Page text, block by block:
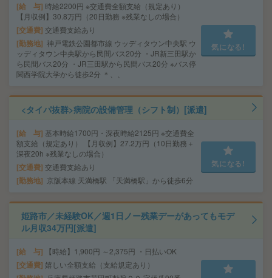
給 与 時給2200円 ※交通費全額支給（規定あり）
【月収例】30.8万円（20日勤務 ※残業なしの場合）
交通費 交通費支給あり
勤務地 神戸電鉄公園都市線 ウッディタウン中央駅 ウ
ッディタウン中央駅から民間バス20分 ・JR新三田駅か
ら民間バス20分 ・JR三田駅から民間バス20分 ※バス停
関西学院大学から徒歩2分 ＊、、
気になる!
<タイパ抜群>病院の設備管理（シフト制）[派遣]
給 与 基本時給1700円・深夜時給2125円 ※交通費全
額支給（規定あり） 【月収例】27.2万円（10日勤務＋
深夜20h ※残業なしの場合）
交通費 交通費支給あり
勤務地 京阪本線 天満橋駅 「天満橋駅」から徒歩6分
気になる!
姫路市／未経験OK／週1日ノー残業デーがあってもモデ
ル月収34万円[派遣]
給 与 【時給】1,900円 ～2,375円 ・日払いOK
交通費 嬉しい全額支給（支給規定あり）